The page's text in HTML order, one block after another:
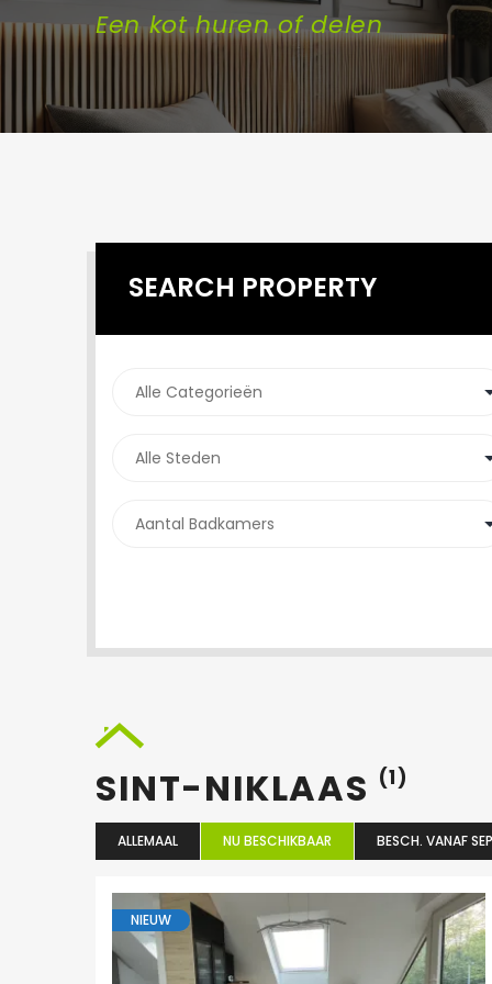
Een kot huren of delen
SEARCH PROPERTY
SINT-NIKLAAS (1)
ALLEMAAL NU BESCHIKBAAR BESCH. VANAF
NIEUW